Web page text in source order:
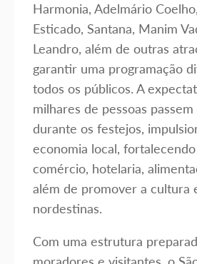
Harmonia, Adelmário
Esticado, Santana, Manim
Leandro, além de outras
garantir uma programação
todos os públicos. A
milhares de pessoas
durante os festejos,
economia local,
comércio, hotelaria,
além de promover a cultura
nordestinas.
Com uma estrutura